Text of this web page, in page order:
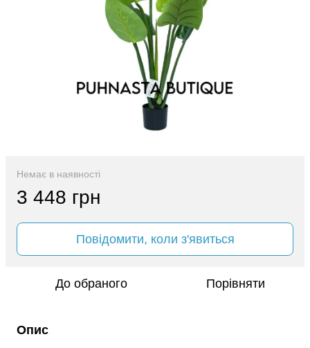
Немає в наявності
3 448 грн
Повідомити, коли з'явиться
До обраного Порівняти
Опис